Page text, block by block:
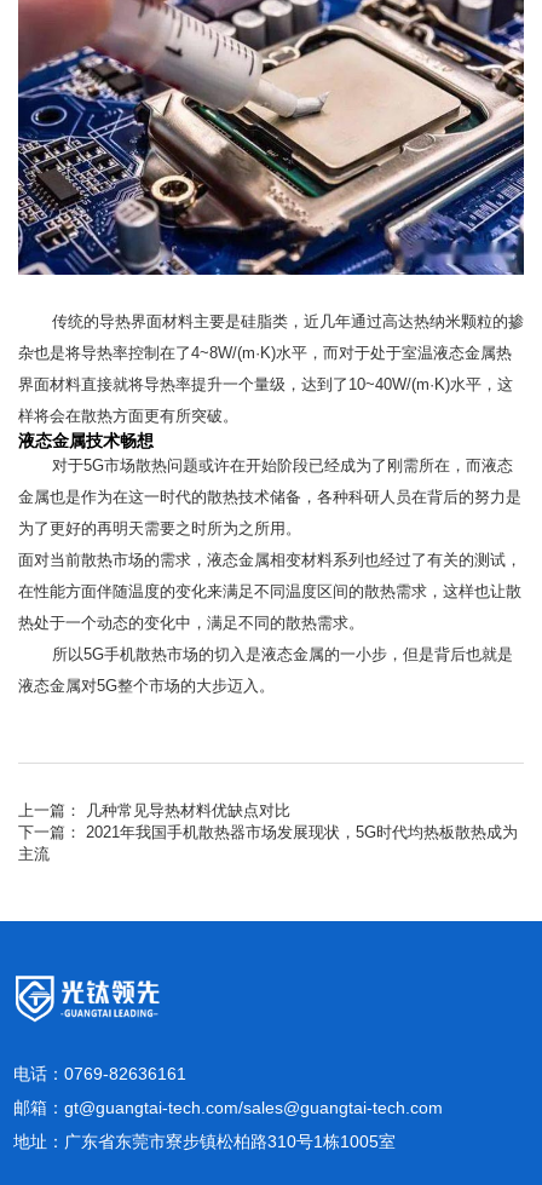
传统的导热界面材料主要是硅脂类，近几年通过高达热纳米颗粒的掺
杂也是将导热率控制在了4~8W/(m·K)水平，而对于处于室温液态金属热
界面材料直接就将导热率提升一个量级，达到了10~40W/(m·K)水平，这
样将会在散热方面更有所突破。
液态金属技术畅想
对于5G市场散热问题或许在开始阶段已经成为了刚需所在，而液态
金属也是作为在这一时代的散热技术储备，各种科研人员在背后的努力是
为了更好的再明天需要之时所为之所用。
面对当前散热市场的需求，液态金属相变材料系列也经过了有关的测试，
在性能方面伴随温度的变化来满足不同温度区间的散热需求，这样也让散
热处于一个动态的变化中，满足不同的散热需求。
所以5G手机散热市场的切入是液态金属的一小步，但是背后也就是
液态金属对5G整个市场的大步迈入。
上一篇：
几种常见导热材料优缺点对比
下一篇： 2021年我国手机散热器市场发展现状，5G时代均热板散热成为
主流
电话：0769-82636161
邮箱：gt@guangtai-tech.com/sales@guangtai-tech.com
地址：广东省东莞市寮步镇松柏路310号1栋1005室